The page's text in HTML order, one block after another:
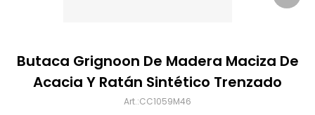
Butaca Grignoon De Madera Maciza De
Acacia Y Ratán Sintético Trenzado
CC1059M46
Mensaje